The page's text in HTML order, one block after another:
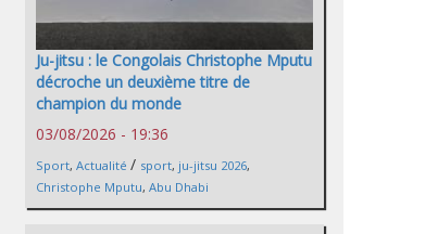
Ju-jitsu : le Congolais Christophe Mputu
décroche un deuxième titre de
champion du monde
03/08/2026 - 19:36
Sport, Actualité / sport, ju-jitsu 2026,
Christophe Mputu, Abu Dhabi